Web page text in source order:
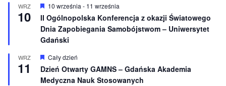
WRZ
10
W
y
r
ó
ż
n
o
n
e
10 września - 11 września
II Ogólnopolska Konferencja z okazji Światowego
Dnia Zapobiegania Samobójstwom – Uniwersytet
Gdański
WRZ
11
W
y
r
ó
Cały dzień
Dzień Otwarty GAMNS – Gdańska Akademia
Medyczna Nauk Stosowanych